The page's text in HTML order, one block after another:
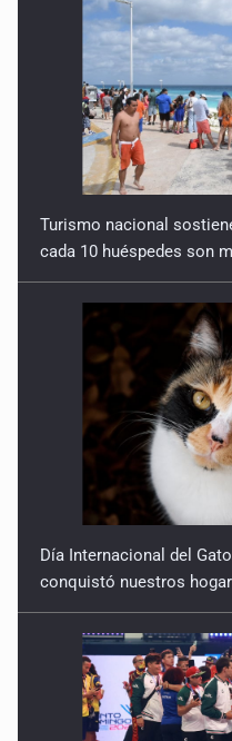
Turismo nacional
cada 10 huéspedes son
Día Internacional del
conquistó nuestros